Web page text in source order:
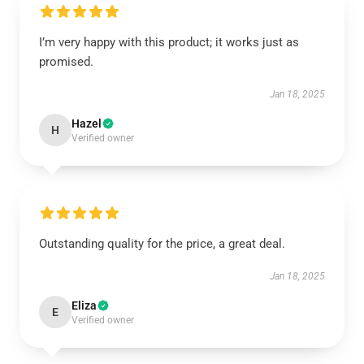
I’m very happy with this product; it works just as
promised.
Jan 18, 2025
H Hazel
Verified owner
Outstanding quality for the price, a great deal.
Jan 18, 2025
E Eliza
Verified owner